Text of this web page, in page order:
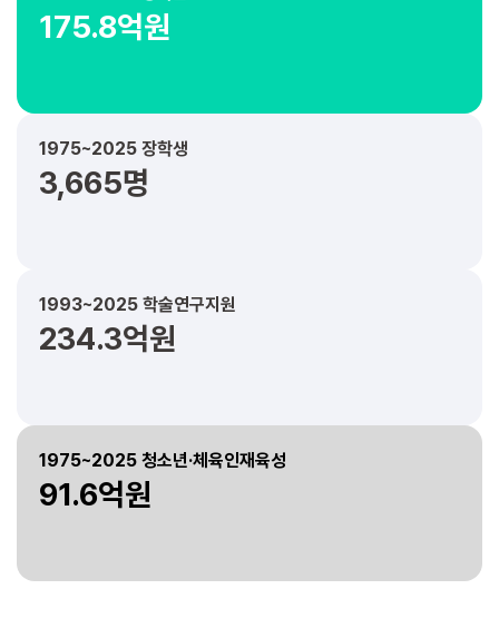
175.8억원
1975~2025 장학생
3,665명
1993~2025 학술연구지원
234.3억원
1975~2025 청소년·체육인재육성
91.6억원